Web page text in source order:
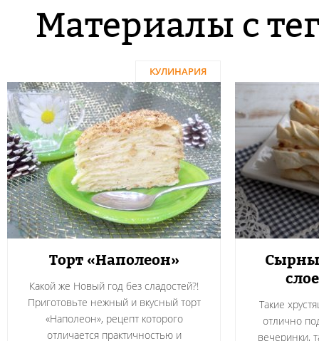
Материалы с
КУЛИНАРИЯ
Торт «Наполеон»
Какой же Новый год без сладостей?!
Приготовьте нежный и вкусный торт
«Наполеон», рецепт которого
отличается практичностью и
Такие
отлично
вечеринки,